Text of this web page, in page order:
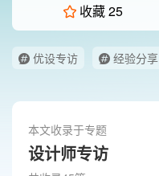
收藏25
优设专访 经验分享
本文收录于专题
设计师专访